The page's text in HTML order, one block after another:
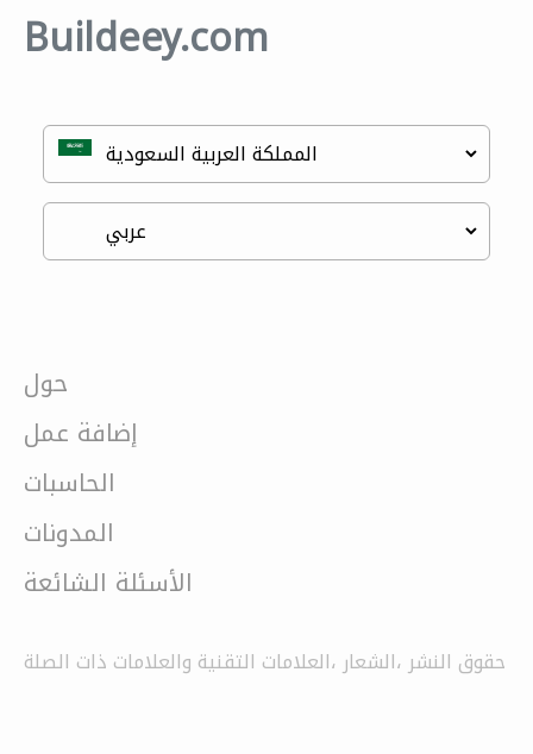
Buildeey.com
حول
إضافة عمل
الحاسبات
المدونات
الأسئلة الشائعة
حقوق النشر ،الشعار ،العلامات التقنية والعلامات ذات الصلة